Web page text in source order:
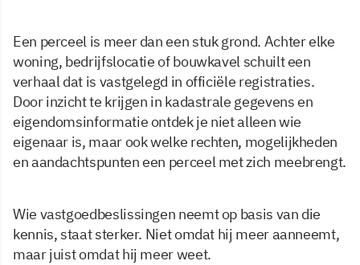
Een perceel is meer dan een stuk grond. Achter elke
woning, bedrijfslocatie of bouwkavel schuilt een
verhaal dat is vastgelegd in officiële registraties.
Door inzicht te krijgen in kadastrale gegevens en
eigendomsinformatie ontdek je niet alleen wie
eigenaar is, maar ook welke rechten, mogelijkheden
en aandachtspunten een perceel met zich meebrengt.
Wie vastgoedbeslissingen neemt op basis van die
kennis, staat sterker. Niet omdat hij meer aanneemt,
maar juist omdat hij meer weet.